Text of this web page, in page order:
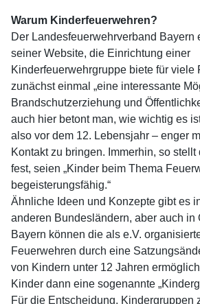
Warum Kinderfeuerwehren?
Der Landesfeuerwehrverband Bayern
seiner Website, die Einrichtung einer
Kinderfeuerwehrgruppe biete für viele
zunächst einmal „eine interessante
Brandschutzerziehung und
auch hier betont man, wie wichtig es
also vor dem 12. Lebensjahr – enger
Kontakt zu bringen. Immerhin, so
fest, seien „Kinder beim Thema
begeisterungsfähig.“
Ähnliche Ideen und Konzepte gibt es
anderen Bundesländern, aber auch in
Bayern können die als e.V.
Feuerwehren durch eine
von Kindern unter 12 Jahren
Kinder dann eine sogenannte
Für die Entscheidung, Kindergruppen